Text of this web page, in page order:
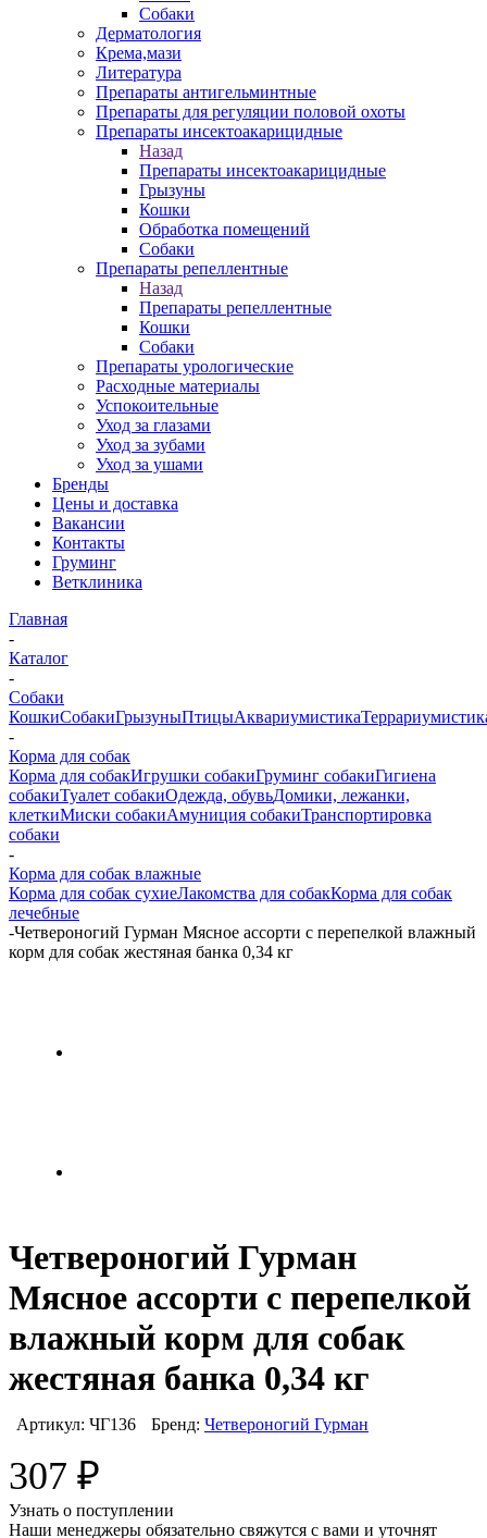
Собаки
Дерматология
Крема,мази
Литература
Препараты антигельминтные
Препараты для регуляции половой охоты
Препараты инсектоакарицидные
Назад
Препараты инсектоакарицидные
Грызуны
Кошки
Обработка помещений
Собаки
Препараты репеллентные
Назад
Препараты репеллентные
Кошки
Собаки
Препараты урологические
Расходные материалы
Успокоительные
Уход за глазами
Уход за зубами
Уход за ушами
Бренды
Цены и доставка
Вакансии
Контакты
Груминг
Ветклиника
Главная
-
Каталог
-
Собаки
КошкиСобакиГрызуныПтицыАквариумистика
-
Корма для собак
Корма для собакИгрушки собакиГруминг собакиГигиена
собакиТуалет собакиОдежда, обувьДомики, лежанки,
клеткиМиски собакиАмуниция собакиТранспортировка
собаки
-
Корма для собак влажные
Корма для собак сухиеЛакомства для собакКорма для собак
лечебные
-Четвероногий Гурман Мясное ассорти с перепелкой влажный
корм для собак жестяная банка 0,34 кг
Четвероногий Гурман
Мясное ассорти с перепелкой
влажный корм для собак
жестяная банка 0,34 кг
Артикул: ЧГ136 Бренд: Четвероногий Гурман
307 ₽
Узнать о поступлении
Наши менеджеры обязательно свяжутся с вами и уточнят